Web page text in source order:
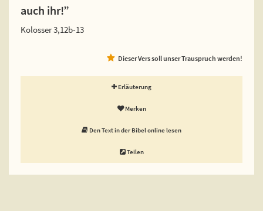
auch ihr!”
Kolosser 3,12b-13
Dieser Vers soll unser Trauspruch werden!
Erläuterung
Merken
Den Text in der Bibel online lesen
Teilen